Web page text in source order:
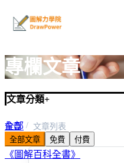
專欄文章
文章分類+
全部
圖解親子教養100問
《圖解百科全書》
首頁
文章列表
全部文章
免費 付費